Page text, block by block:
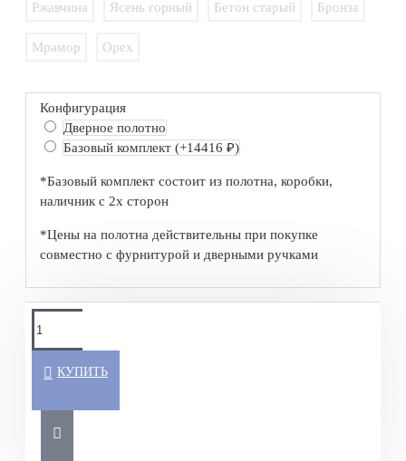
Ржавчина Ясень горный Бетон старый Бронза
Мрамор Орех
Конфигурация
Дверное полотно
Базовый комплект (+14416 ₽)
*Базовый комплект состоит из полотна, коробки,
наличник с 2х сторон
*Цены на полотна действительны при покупке
совместно с фурнитурой и дверными ручками
КУПИТЬ